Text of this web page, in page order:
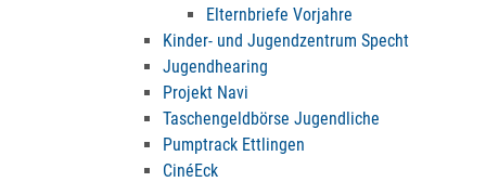
Elternbriefe Vorjahre
Kinder- und Jugendzentrum Specht
Jugendhearing
Projekt Navi
Taschengeldbörse Jugendliche
Pumptrack Ettlingen
CinéEck